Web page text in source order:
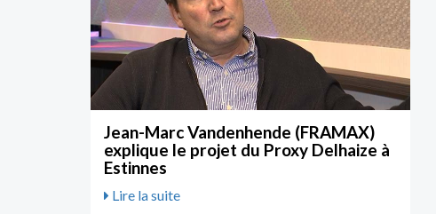
Jean-Marc Vandenhende (FRAMAX)
explique le projet du Proxy Delhaize à
Estinnes
Lire la suite